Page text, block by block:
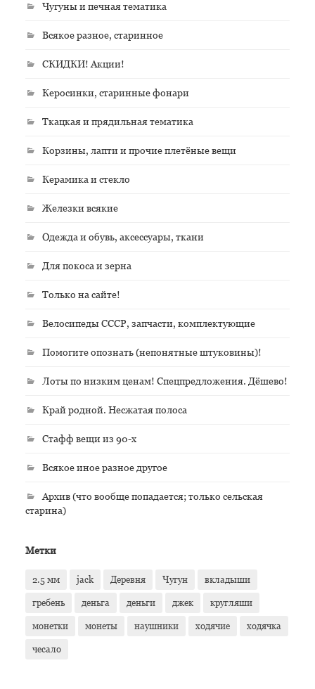
Чугуны и печная тематика
Всякое разное, старинное
СКИДКИ! Акции!
Керосинки, старинные фонари
Ткацкая и прядильная тематика
Корзины, лапти и прочие плетёные вещи
Керамика и стекло
Железки всякие
Одежда и обувь, аксессуары, ткани
Для покоса и зерна
Только на сайте!
Велосипеды СССР, запчасти, комплектующие
Помогите опознать (непонятные штуковины)!
Лоты по низким ценам! Спецпредложения. Дёшево!
Край родной. Несжатая полоса
Стафф вещи из 90-х
Всякое иное разное другое
Архив (что вообще попадается; только сельская
старина)
Метки
2.5 мм jack Деревня Чугун вкладыши
гребень деньга деньги джек кругляши
монетки монеты наушники ходячие ходячка
чесало